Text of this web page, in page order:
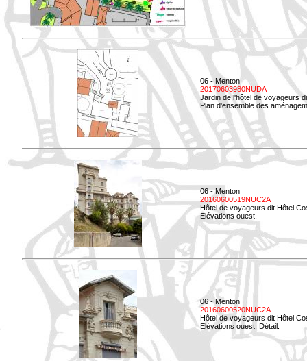
06 - Menton
20170603980NUDA
Jardin de l'hôtel de voyageurs
Plan d'ensemble des
06 - Menton
20160600519NUC2A
Hôtel de voyageurs dit Hôtel
Elévations ouest.
06 - Menton
20160600520NUC2A
Hôtel de voyageurs dit Hôtel
Elévations ouest. Détail.